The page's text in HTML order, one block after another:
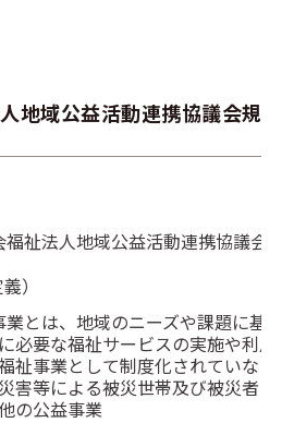
地域公益活動連携協議会規
福祉法人地域公益活動連携協議会
）
とは、地域のニーズや課題に基
必要な福祉サービスの実施や利用
祉事業として制度化されていない
害等による被災世帯及び被災者に
の公益事業